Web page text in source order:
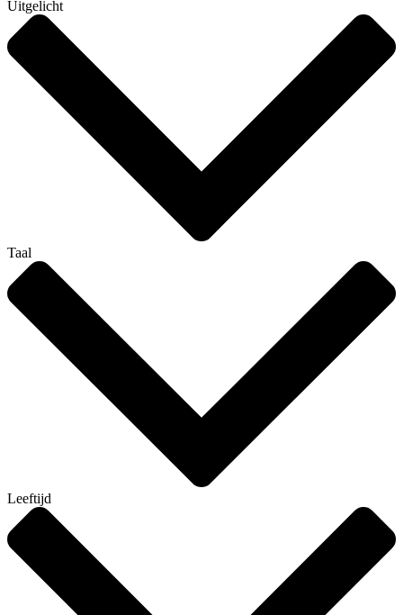
Uitgelicht
Taal
Leeftijd